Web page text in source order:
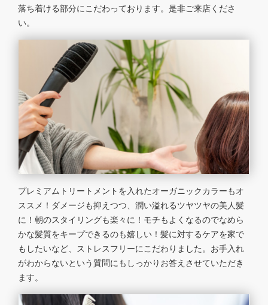
落ち着ける部分にこだわっております。是非ご来店くださ
い。
プレミアムトリートメントを入れたオーガニックカラーもオ
ススメ！ダメージも抑えつつ、潤い溢れるツヤツヤの美人髪
に！朝のスタイリングも楽々に！モチもよくなるのでなめら
かな髪質をキープできるのも嬉しい！髪に対するケアを家で
もしたいなど、ストレスフリーにこだわりました。お手入れ
がわからないという質問にもしっかりお答えさせていただき
ます。